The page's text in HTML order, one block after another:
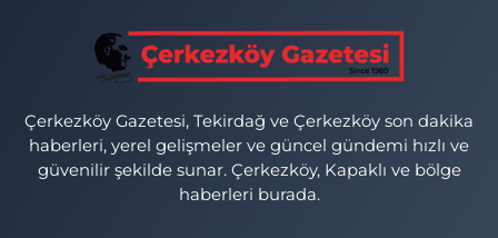
Çerkezköy Gazetesi, Tekirdağ ve Çerkezköy son dakika
haberleri, yerel gelişmeler ve güncel gündemi hızlı ve
güvenilir şekilde sunar. Çerkezköy, Kapaklı ve bölge
haberleri burada.